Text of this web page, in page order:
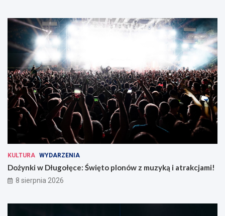
KULTURA WYDARZENIA
Dożynki w Długołęce: Święto plonów z muzyką i atrakcjami!
8 sierpnia 2026